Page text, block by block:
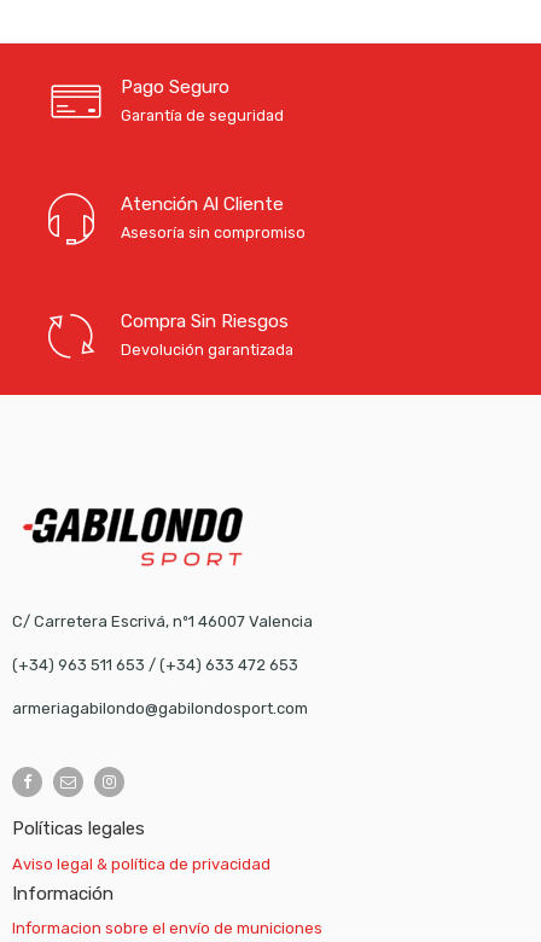
Pago Seguro
Garantía de seguridad
Atención Al Cliente
Asesoría sin compromiso
Compra Sin Riesgos
Devolución garantizada
C/ Carretera Escrivá, nº1 46007 Valencia
(+34) 963 511 653 / (+34) 633 472 653
armeriagabilondo@gabilondosport.com
Políticas legales
Aviso legal & política de privacidad
Información
Informacion sobre el envío de municiones